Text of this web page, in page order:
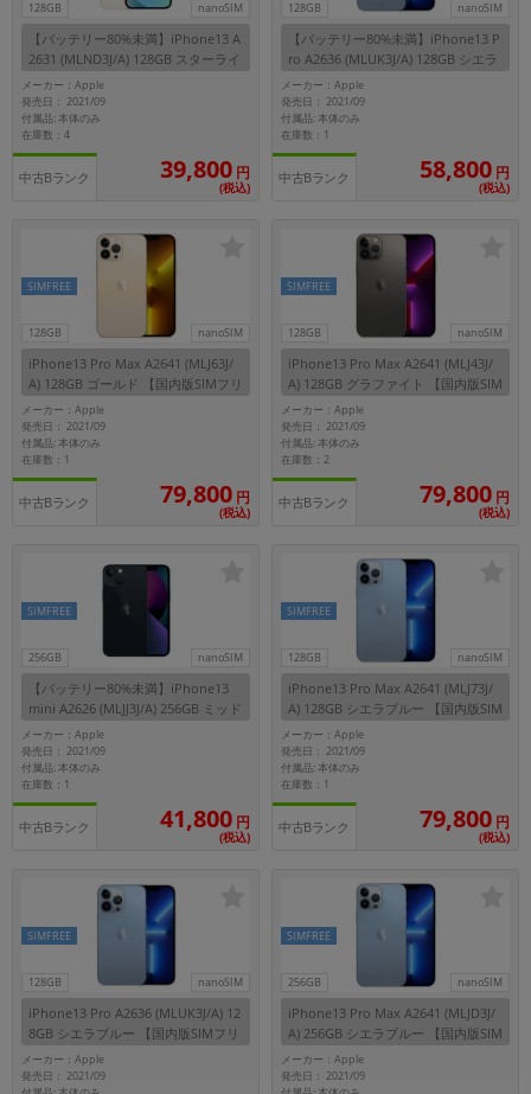
128GB nanoSIM
【バッテリー80%未満】iPhone13 A
2631 (MLND3J/A) 128GB スターライ
ト 【国内版SIMフリー】
メーカー：Apple
発売日： 2021/09
付属品: 本体のみ
在庫数：4
中古Bランク 39,800 円
(税込)
128GB nanoSIM
【バッテリー80%未満】iPhone13 P
ro A2636 (MLUK3J/A) 128GB シエラ
ブルー 【国内版SIMフリー】
メーカー：Apple
発売日： 2021/09
付属品: 本体のみ
在庫数：1
中古Bランク 58,800 円
(税込)
128GB nanoSIM
SIMFREE
iPhone13 Pro Max A2641 (MLJ63J/
A) 128GB ゴールド 【国内版SIMフリ
ー】
メーカー：Apple
発売日： 2021/09
付属品: 本体のみ
在庫数：1
中古Bランク 79,800 円
(税込)
128GB nanoSIM
SIMFREE
iPhone13 Pro Max A2641 (MLJ43J/
A) 128GB グラファイト 【国内版SIM
フリー】
メーカー：Apple
発売日： 2021/09
付属品: 本体のみ
在庫数：2
中古Bランク 79,800 円
(税込)
256GB nanoSIM
SIMFREE
【バッテリー80%未満】iPhone13
mini A2626 (MLJJ3J/A) 256GB ミッド
ナイト 【国内版SIMフリー】
メーカー：Apple
発売日： 2021/09
付属品: 本体のみ
在庫数：1
中古Bランク 41,800 円
(税込)
128GB nanoSIM
SIMFREE
iPhone13 Pro Max A2641 (MLJ73J/
A) 128GB シエラブルー 【国内版SIM
フリー】
メーカー：Apple
発売日： 2021/09
付属品: 本体のみ
在庫数：1
中古Bランク 79,800 円
(税込)
128GB nanoSIM
SIMFREE
iPhone13 Pro A2636 (MLUK3J/A) 12
8GB シエラブルー 【国内版SIMフリ
ー】
メーカー：Apple
発売日： 2021/09
256GB nanoSIM
SIMFREE
iPhone13 Pro Max A2641 (MLJD3J/
A) 256GB シエラブルー 【国内版SIM
フリー】
メーカー：Apple
発売日： 2021/09
メモリ
~
容量
~
円 ～ 円
発売日
年
各項目のチェックボックスは「or検索」となります。
ただし機能別のみ「and検索」となります。